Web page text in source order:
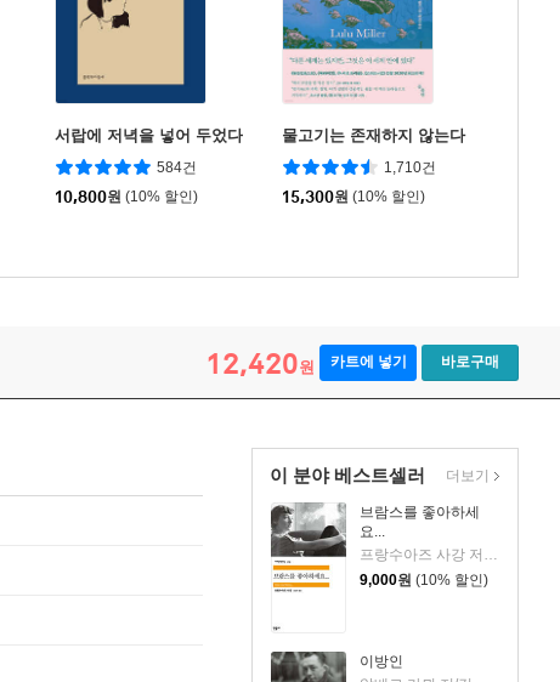
서랍에 저녁을 넣어 두었다
584건
10,800원 (10% 할인)
물고기는 존재하지 않는다
1,710건
15,300원 (10% 할인)
12,420원 카트에 넣기 바로구매
이 분야 베스트셀러
브람스를 좋아하세
요...
프랑수아즈 사강 저/김남주 역
9,000원 (10% 할인)
이방인
더보기